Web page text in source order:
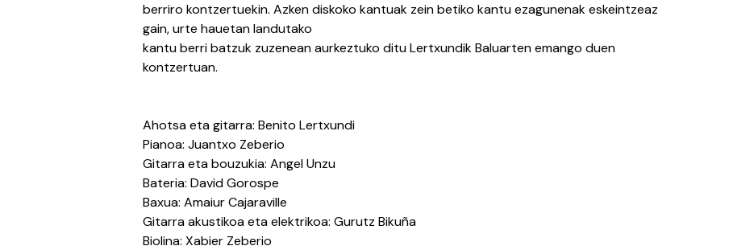
berriro kontzertuekin. Azken diskoko kantuak zein betiko kantu ezagunenak eskeintzeaz
gain, urte hauetan landutako
kantu berri batzuk zuzenean aurkeztuko ditu Lertxundik Baluarten emango duen
kontzertuan.
Ahotsa eta gitarra: Benito Lertxundi
Pianoa: Juantxo Zeberio
Gitarra eta bouzukia: Angel Unzu
Bateria: David Gorospe
Baxua: Amaiur Cajaraville
Gitarra akustikoa eta elektrikoa: Gurutz Bikuña
Biolina: Xabier Zeberio